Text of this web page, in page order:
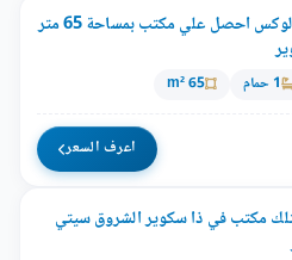
بتشطيب سوبر لوكس احصل علي مكتب بمساحة 65 متر
1 حمام 65 m²
اعرف السعر
امتلك مكتب في ذا سكوير الشروق سيتي